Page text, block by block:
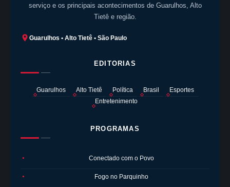
serviço e os principais acontecimentos de Guarulhos, Alto
Tietê e região.
Guarulhos • Alto Tietê • São Paulo
EDITORIAS
Guarulhos Alto Tietê Política Brasil
Esportes
Entretenimento
PROGRAMAS
● Conectado com o Povo
● Fogo no Parquinho